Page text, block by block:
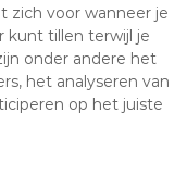
zich voor wanneer je
kunt tillen terwijl je
onder andere het
het analyseren van
op het juiste